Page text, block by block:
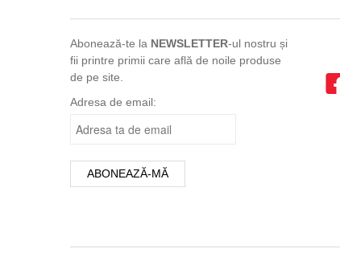
Abonează-te la NEWSLETTER-ul nostru și
fii printre primii care află de noile produse
de pe site.
Adresa de email: